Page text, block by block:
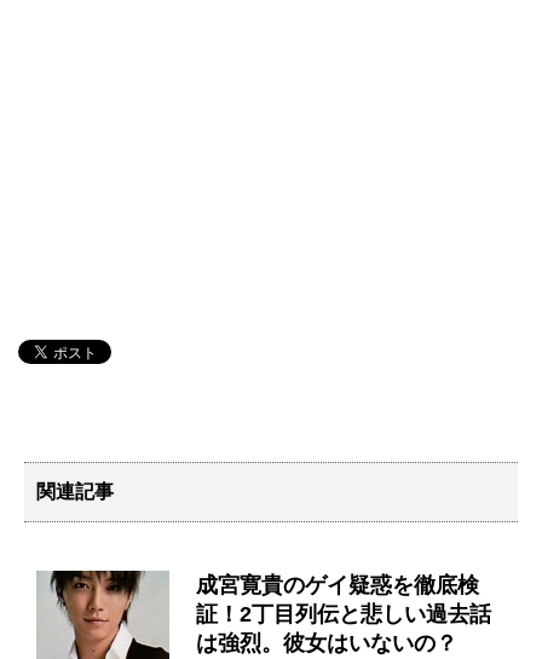
関連記事
成宮寛貴のゲイ疑惑を徹底検
証！2丁目列伝と悲しい過去話
は強烈。彼女はいないの？